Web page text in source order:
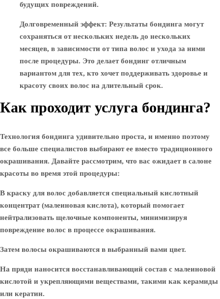
будущих повреждений.
Долговременный эффект: Результаты бондинга могут
сохраняться от нескольких недель до нескольких
месяцев, в зависимости от типа волос и ухода за ними
после процедуры. Это делает бондинг отличным
вариантом для тех, кто хочет поддерживать здоровье и
красоту своих волос на длительный срок.
Как проходит услуга бондинга?
Технология бондинга удивительно проста, и именно поэтому
все больше специалистов выбирают ее вместо традиционного
окрашивания. Давайте рассмотрим, что вас ожидает в салоне
красоты во время этой процедуры:
В краску для волос добавляется специальный кислотный
концентрат (малеиновая кислота), который помогает
нейтрализовать щелочные компоненты, минимизируя
повреждение волос в процессе окрашивания.
Затем волосы окрашиваются в выбранный вами цвет.
На пряди наносится восстанавливающий состав с малеиновой
кислотой и укрепляющими веществами, такими как керамиды
или кератин.